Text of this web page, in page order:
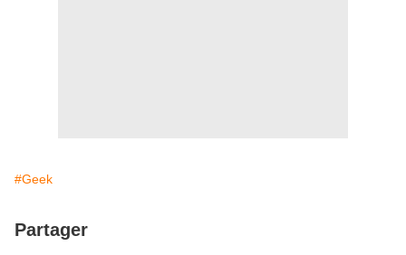
#Geek
Partager